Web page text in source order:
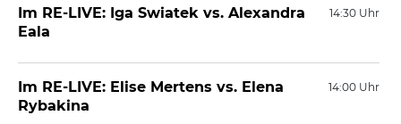
14:30 Uhr
Im RE-LIVE: Iga Swiatek vs. Alexandra
Eala
14:00 Uhr
Im RE-LIVE: Elise Mertens vs. Elena
Rybakina